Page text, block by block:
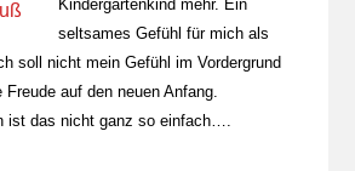
Kindergartenkind mehr. Ein
seltsames Gefühl für mich als
soll nicht mein Gefühl im Vordergrund
auf den neuen Anfang.
ist das nicht ganz so einfach….